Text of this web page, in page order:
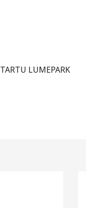
TARTU LUMEPARK